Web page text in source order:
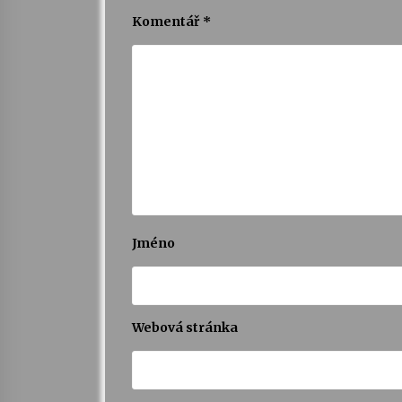
Komentář *
Jméno
Webová stránka